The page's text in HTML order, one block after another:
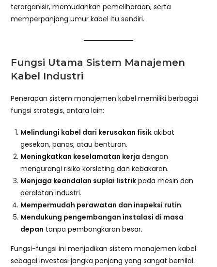
terorganisir, memudahkan pemeliharaan, serta
memperpanjang umur kabel itu sendiri.
Fungsi Utama Sistem Manajemen
Kabel Industri
Penerapan sistem manajemen kabel memiliki berbagai
fungsi strategis, antara lain:
Melindungi kabel dari kerusakan fisik akibat
gesekan, panas, atau benturan.
Meningkatkan keselamatan kerja dengan
mengurangi risiko korsleting dan kebakaran.
Menjaga keandalan suplai listrik pada mesin dan
peralatan industri.
Mempermudah perawatan dan inspeksi rutin.
Mendukung pengembangan instalasi di masa
depan tanpa pembongkaran besar.
Fungsi-fungsi ini menjadikan sistem manajemen kabel
sebagai investasi jangka panjang yang sangat bernilai.